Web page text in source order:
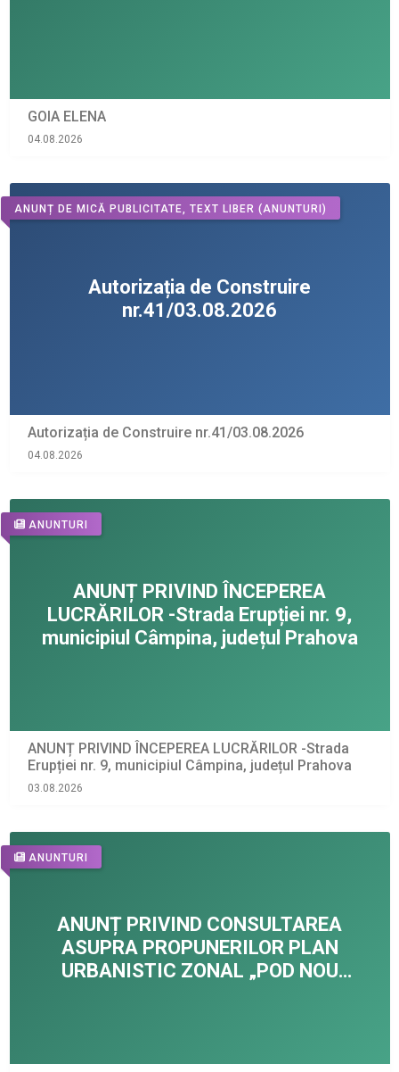
GOIA ELENA
04.08.2026
ANUNȚ DE MICĂ PUBLICITATE, TEXT LIBER (ANUNTURI)
Autorizația de Construire nr.41/03.08.2026
04.08.2026
ANUNTURI
ANUNȚ PRIVIND ÎNCEPEREA LUCRĂRILOR -Strada
Erupției nr. 9, municipiul Câmpina, județul Prahova
03.08.2026
ANUNTURI